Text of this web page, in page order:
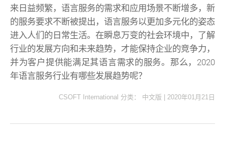
来日益频繁，语言服务的需求和应用场景不断增多，新
的服务要求不断被提出，语言服务以更加多元化的姿态
进入人们的日常生活。在瞬息万变的社会环境中，了解
行业的发展方向和未来趋势，才能保持企业的竞争力，
并为客户提供能满足其语言需求的服务。那么，2020
年语言服务行业有哪些发展趋势呢？
CSOFT International 分类： 中文版 2020年01月21日